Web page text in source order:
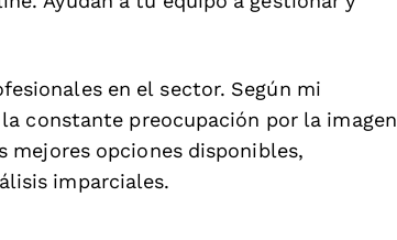
en el sector. Según mi
constante preocupación por la imagen
mejores opciones disponibles,
imparciales.